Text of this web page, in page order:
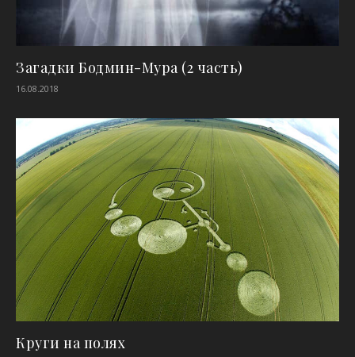
Загадки Бодмин-Мура (2 часть)
16.08.2018
Круги на полях